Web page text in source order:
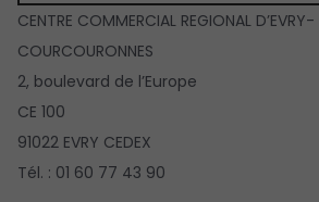
CENTRE COMMERCIAL REGIONAL D’EVRY-
COURCOURONNES
2, boulevard de l’Europe
CE 100
91022 EVRY CEDEX
Tél. : 01 60 77 43 90